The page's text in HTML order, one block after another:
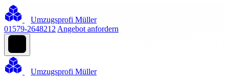
Umzugsprofi Müller
01579-2648212 Angebot anfordern
Umzugsprofi Müller